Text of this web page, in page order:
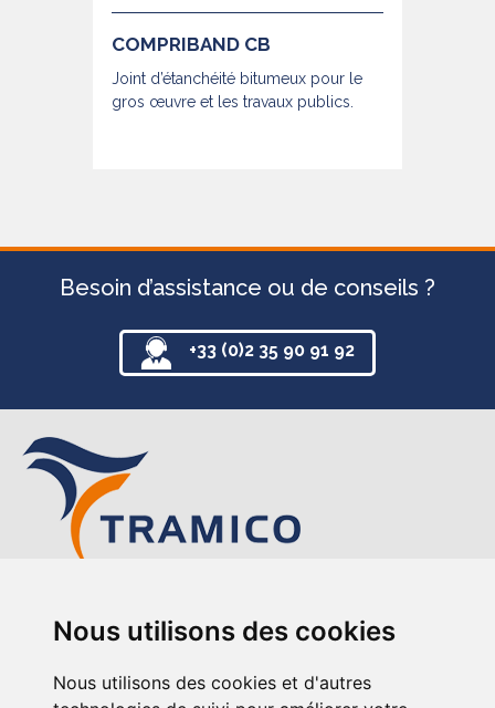
Nous utilisons des cookies
Nous utilisons des cookies et d'autres
COMPRIBAND CB
Joint d’étanchéité bitumeux pour le
gros œuvre et les travaux publics.
Besoin d’assistance ou de conseils ?
+33 (0)2 35 90 91 92
12-14 avenue de l’Europe
+33 (0)2 35 90 91 92